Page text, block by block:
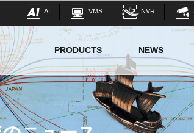
AI VMS NVR
PRODUCTS NEWS